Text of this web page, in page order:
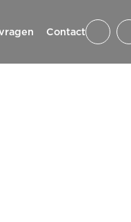
Contact